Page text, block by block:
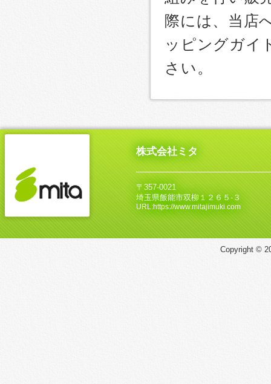
際には、当店
ッピングガイ
さい。
株式会社ミタ
〒357-0021
埼玉県飯能市双柳１２６５‐３
URL:https://www.mitajimuki.com
Copyright ©